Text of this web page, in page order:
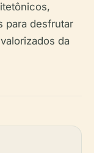
para desfrutar
da